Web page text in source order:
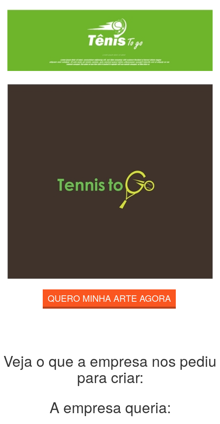
QUERO MINHA ARTE AGORA
Veja o que a empresa nos pediu
para criar:
A empresa queria: